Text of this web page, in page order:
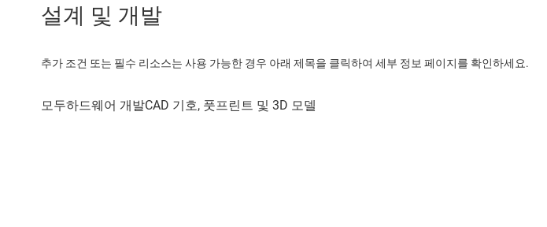
설계 및 개발
추가 조건 또는 필수 리소스는 사용 가능한 경우 아래 제목을 클릭하여 세부 정보 페이지를 확인하세요.